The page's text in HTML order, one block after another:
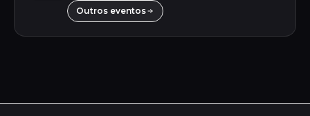
Outros eventos